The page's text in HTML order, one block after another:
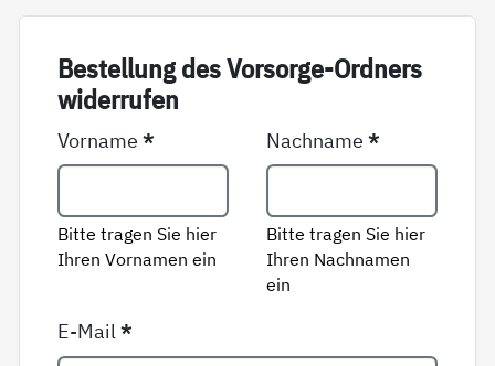
Be­stel­lung des Vor­sor­ge-Ord­ners
wi­der­ru­fen
Vorname*
Bitte tragen Sie hier
Ihren Vornamen ein
Nachname*
Bitte tragen Sie hier
Ihren Nachnamen
ein
E-Mail*